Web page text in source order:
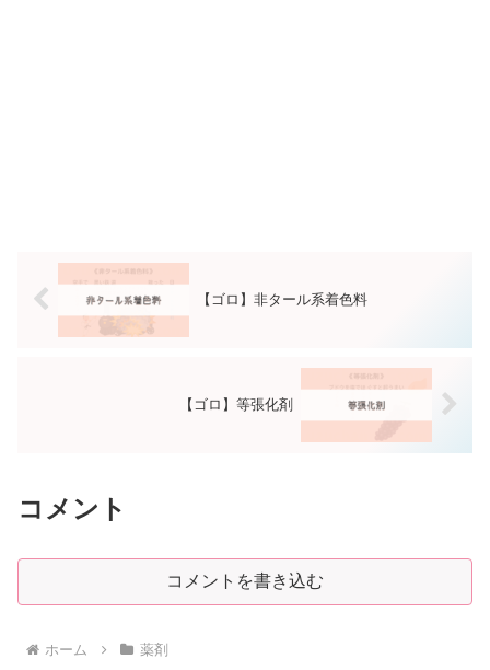
【ゴロ】非タール系着色料
【ゴロ】等張化剤
コメント
コメントを書き込む
ホーム 薬剤